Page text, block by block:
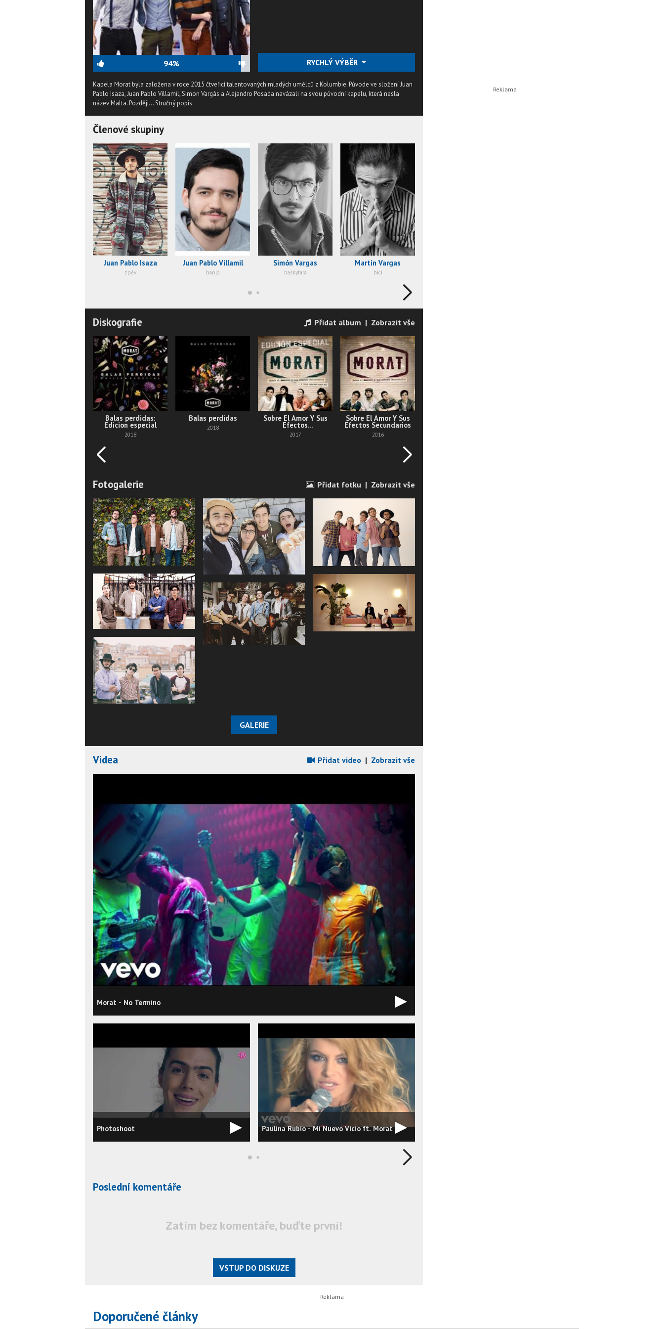
94% RYCHLÝ VÝBĚR
Kapela Morat byla založena v roce 2015 čtveřicí talentovaných mladých umělců z Kolumbie. Původe ve složení Juan
Pablo Isaza, Juan Pablo Villamil, Simon Vargás a Alejandro Posada navázali na svou původní kapelu, která nesla
název Malta. Později...Stručný popis
Členové skupiny
Juan Pablo Isaza
zpěv
Juan Pablo Villamil
banjo
Simón Vargas
baskytara
Martín Vargas
bicí
Diskografie Přidat album | Zobrazit vše
Balas perdidas:
Edicion especial
2018
Balas perdidas
2018
Sobre El Amor Y Sus
Efectos
Secundarios... Y Unas
Cuantas Cosas Más
2017
Sobre El Amor Y Sus
Efectos Secundarios
2016
Fotogalerie Přidat fotku | Zobrazit vše
GALERIE
Videa Přidat video | Zobrazit vše
Morat - No Termino
Photoshoot Paulina Rubio - Mi Nuevo Vicio ft. Morat
Poslední komentáře
Zatím bez komentáře, buďte první!
VSTUP DO DISKUZE
Doporučené články